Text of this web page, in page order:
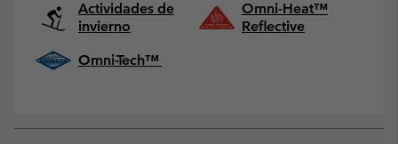
Actividades de
invierno
Omni-Heat™
Reflective
Omni-Tech™